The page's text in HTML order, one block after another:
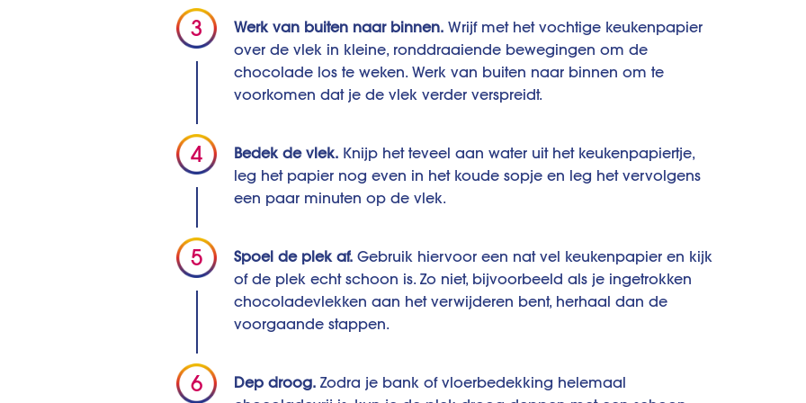
Werk van buiten naar binnen.Wrijf met het vochtige keukenpapier
over de vlek in kleine, ronddraaiende bewegingen om de
chocolade los te weken. Werk van buiten naar binnen om te
voorkomen dat je de vlek verder verspreidt.
Bedek de vlek.Knijp het teveel aan water uit het keukenpapiertje,
leg het papier nog even in het koude sopje en leg het vervolgens
een paar minuten op de vlek.
Spoel de plek af.Gebruik hiervoor een nat vel keukenpapier en kijk
of de plek echt schoon is. Zo niet, bijvoorbeeld als je ingetrokken
chocoladevlekken aan het verwijderen bent, herhaal dan de
voorgaande stappen.
Dep droog.Zodra je bank of vloerbedekking helemaal